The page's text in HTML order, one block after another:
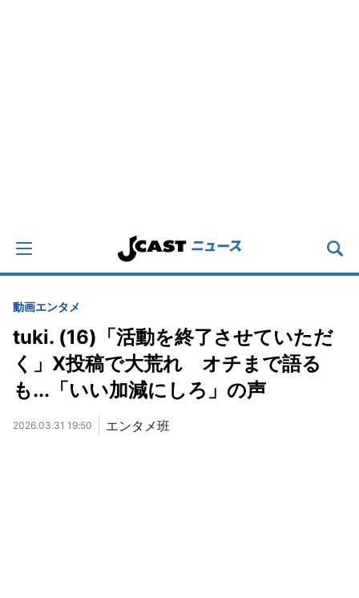
動画エンタメ
tuki. (16)「活動を終了させていただ
く」X投稿で大荒れ オチまで語る
も...「いい加減にしろ」の声
2026.03.31 19:50 エンタメ班